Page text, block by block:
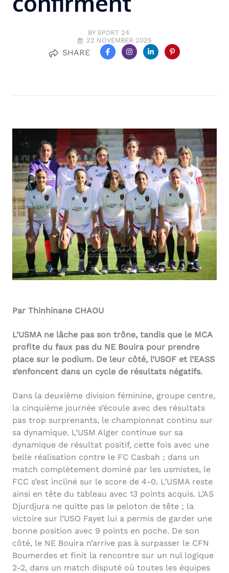
BY SPORT 24
22 NOVEMBER 2025
SHARE
Par Thinhinane CHAOU
L’USMA ne lâche pas son trône, tandis que le MCA
profite du faux pas du NE Bouira pour prendre
place sur le podium. De leur côté, l’USOF et l’EASS
s’enfoncent dans un cycle de résultats négatifs.
Dans la deuxième division féminine, groupe centre,
la cinquième journée s’écoule avec des résultats
pas trop surprenants, le championnat continu sur
sa dynamique. L’USM Alger continue sur sa
dynamique de résultat positif, cette fois avec une
belle réalisation contre le FC Casbah ; dans un
match complètement dominé par les usmistes, le
FCC s’est incliné sur le score de 4-0. L’USMA reste
ainsi en tête du tableau avec 13 points acquis. L’AS
Djurdjura ne quitte pas le peloton de tête ; la
victoire sur l’USO Fayet lui a permis de garder une
bonne position avec 9 points en poche. De son
côté, le NE Bouira n’arrive pas à surpasser le CFN
Boumerdes et finit la rencontre sur un nul logique
2-2, dans un match disputé où toutes les équipes